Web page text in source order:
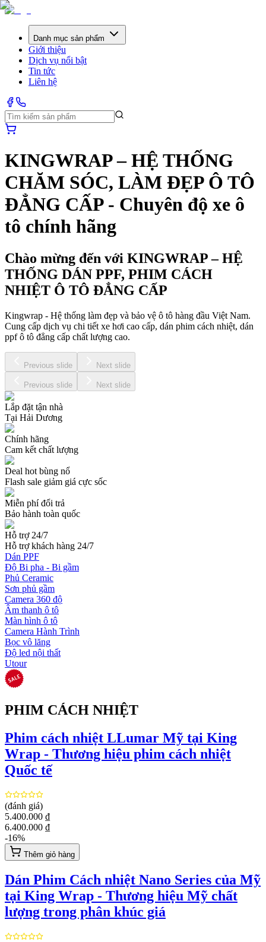
Danh mục sản phẩm
Giới thiệu
Dịch vụ nổi bật
Tin tức
Liên hệ
KINGWRAP – HỆ THỐNG
CHĂM SÓC, LÀM ĐẸP Ô TÔ
ĐẲNG CẤP- Chuyên độ xe ô
tô chính hãng
Chào mừng đến với KINGWRAP – HỆ
THỐNG DÁN PPF, PHIM CÁCH
NHIỆT Ô TÔ ĐẲNG CẤP
Kingwrap - Hệ thống làm đẹp và bảo vệ ô tô hàng đầu Việt Nam.
Cung cấp dịch vụ chi tiết xe hơi cao cấp, dán phim cách nhiệt, dán
ppf ô tô đẳng cấp chất lượng cao.
Previous slide Next slide
Previous slide Next slide
Lắp đặt tận nhà
Tại Hải Dương
Chính hãng
Cam kết chất lượng
Deal hot bùng nổ
Flash sale giảm giá cực sốc
Miễn phí đổi trả
Bảo hành toàn quốc
Hỗ trợ 24/7
Hỗ trợ khách hàng 24/7
Dán PPF
Độ Bi pha - Bi gầm
Phủ Ceramic
Sơn phủ gầm
Camera 360 độ
Âm thanh ô tô
Màn hình ô tô
Camera Hành Trình
Bọc vô lăng
Độ led nội thất
Utour
PHIM CÁCH NHIỆT
Phim cách nhiệt LLumar Mỹ tại King
Wrap - Thương hiệu phim cách nhiệt
Quốc tế
(đánh giá)
5.400.000 ₫
6.400.000 ₫
-16%
Thêm giỏ hàng
Dán Phim Cách nhiệt Nano Series của Mỹ
tại King Wrap - Thương hiệu Mỹ chất
lượng trong phân khúc giá